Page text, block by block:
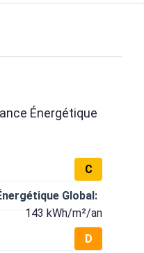
Énergétique
C
Global:
143 kWh/m²/an
D